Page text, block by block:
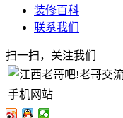
装修百科
联系我们
扫一扫，关注我们
手机网站